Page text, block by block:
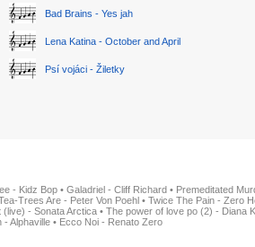
Bad Brains - Yes jah
Lena Katina - October and April
Psí vojáci - Žiletky
- Kidz Bop • Galadriel - Cliff Richard • Premeditated
Trees Are - Peter Von Poehl • Twice The Pain - Zero
(live) - Sonata Arctica • The power of love po (2) - Diana
- Alphaville • Ecco Noi - Renato Zero